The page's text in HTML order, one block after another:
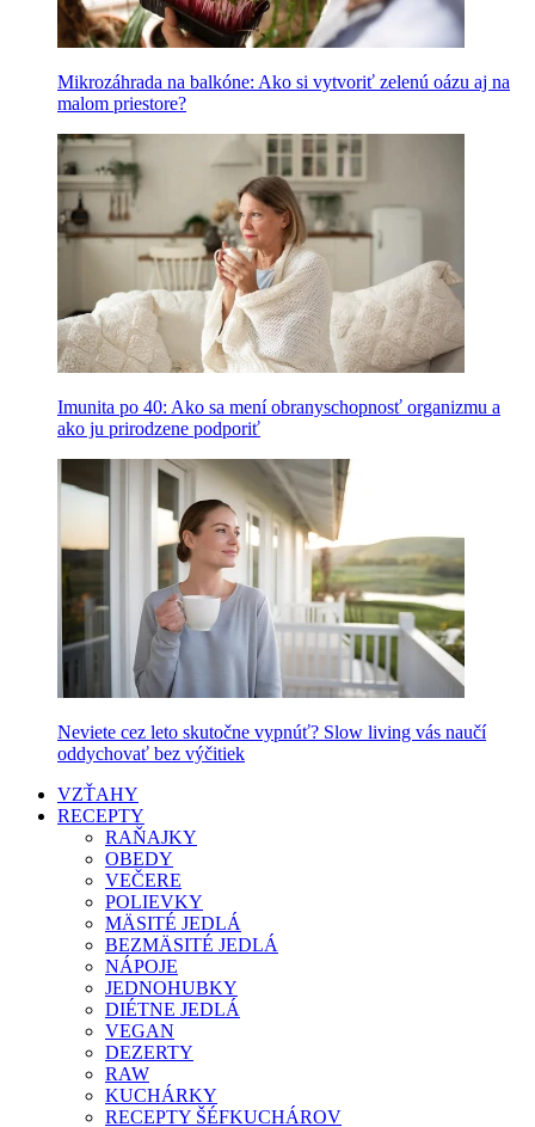
Mikrozáhrada na balkóne: Ako si vytvoriť zelenú oázu aj na
malom priestore?
Imunita po 40: Ako sa mení obranyschopnosť organizmu a
ako ju prirodzene podporiť
Neviete cez leto skutočne vypnúť? Slow living vás naučí
oddychovať bez výčitiek
VZŤAHY
RECEPTY
RAŇAJKY
OBEDY
VEČERE
POLIEVKY
MÄSITÉ JEDLÁ
BEZMÄSITÉ JEDLÁ
NÁPOJE
JEDNOHUBKY
DIÉTNE JEDLÁ
VEGAN
DEZERTY
RAW
KUCHÁRKY
RECEPTY ŠÉFKUCHÁROV